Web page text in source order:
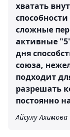
хватать
сложные
активные
дня
союза,
подходит
разрешать
постоянно
Айсулу Ахимова